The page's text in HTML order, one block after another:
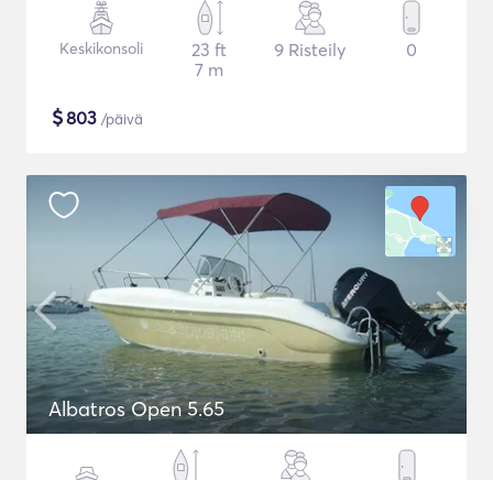
Keskikonsoli
23 ft
7 m
9 Risteily 0
$803 /päivä
Albatros Open 5.65